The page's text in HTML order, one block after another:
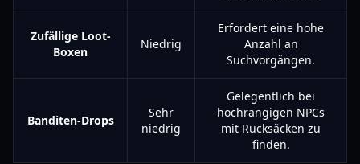
Zufällige Loot-
Boxen
Niedrig
Erfordert eine hohe
Anzahl an
Suchvorgängen.
Banditen-Drops
Sehr
niedrig
Gelegentlich bei
hochrangigen NPCs
mit Rucksäcken zu
finden.